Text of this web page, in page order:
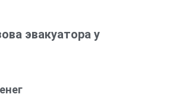
эвакуатора у